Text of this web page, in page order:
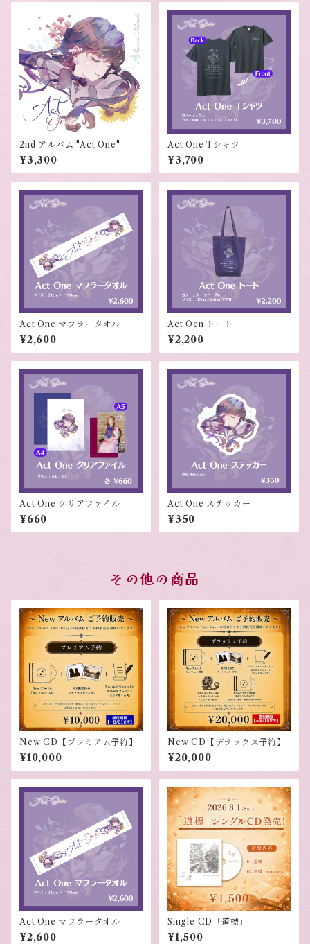
2nd アルバム "Act One"
¥3,300
Act One Tシャツ
¥3,700
Act One マフラータオル
¥2,600
Act Oen トート
¥2,200
Act One クリアファイル
¥660
Act One ステッカー
¥350
その他の商品
New CD【プレミアム予約】
¥10,000
New CD【デラックス予約】
¥20,000
Act One マフラータオル
¥2,600
Single CD「道標」
¥1,500